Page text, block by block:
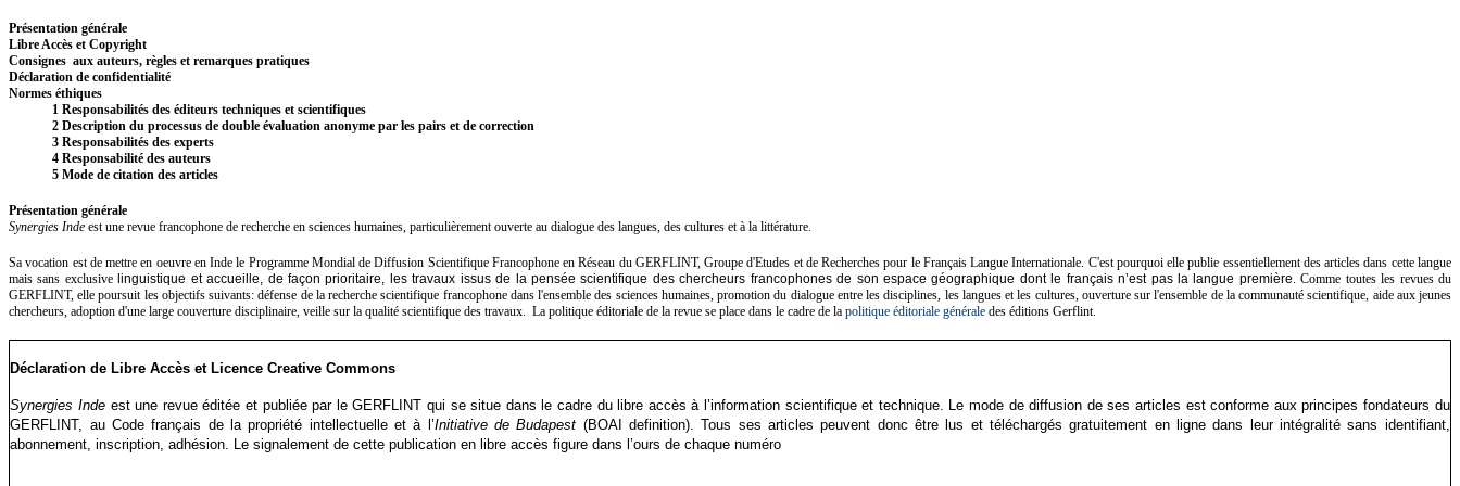
Présentation générale
Libre Accès et Copyright
Consignes aux auteurs, règles et remarques pratiques
Déclaration de confidentialité
Normes éthiques
1 Responsabilités des éditeurs techniques et scientifiques
2 Description du processus de double évaluation anonyme par les pairs et de correction
3 Responsabilités des experts
4 Responsabilité des auteurs
5 Mode de citation des articles
Présentation générale
Synergies Inde est une revue francophone de recherche en sciences humaines, particulièrement ouverte au dialogue des langues, des cultures et à la littérature.
Sa vocation est de mettre en oeuvre en Inde le Programme Mondial de Diffusion Scientifique Francophone en Réseau du GERFLINT, Groupe d'Etudes et de Recherches pour le Français Langue Internationale. C'est pourquoi elle publie essentiellement des articles dans cette langue
mais sans exclusive linguistique et accueille, de façon prioritaire, les travaux issus de la pensée scientifique des chercheurs francophones de son espace géographique dont le français n’est pas la langue première. Comme toutes les revues du
GERFLINT, elle poursuit les objectifs suivants: défense de la recherche scientifique francophone dans l'ensemble des sciences humaines, promotion du dialogue entre les disciplines, les langues et les cultures, ouverture sur l'ensemble de la communauté scientifique, aide aux jeunes
chercheurs, adoption d'une large couverture disciplinaire, veille sur la qualité scientifique des travaux. La politique éditoriale de la revue se place dans le cadre de la politique éditoriale générale des éditions Gerflint.
Déclaration de Libre Accès et Licence Creative Commons
Synergies Inde est une revue éditée et publiée par le GERFLINT qui se situe dans le cadre du libre accès à l’information scientifique et technique. Le mode de diffusion de ses articles est conforme aux principes fondateurs du
GERFLINT, au Code français de la propriété intellectuelle et à l’Initiative de Budapest (BOAI definition). Tous ses articles peuvent donc être lus et téléchargés gratuitement en ligne dans leur intégralité sans identifiant,
abonnement, inscription, adhésion. Le signalement de cette publication en libre accès figure dans l’ours de chaque numéro